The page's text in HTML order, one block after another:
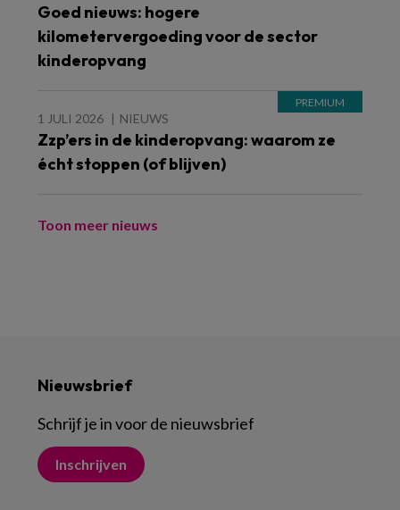
Goed nieuws: hogere
kilometervergoeding voor de sector
kinderopvang
1 JULI 2026 NIEUWS
Zzp’ers in de kinderopvang: waarom ze
écht stoppen (of blijven)
Toon meer nieuws
Nieuwsbrief
Schrijf je in voor de nieuwsbrief
Inschrijven